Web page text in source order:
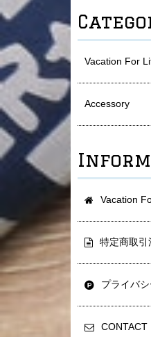
Vacation For
Accessory
Vacation
特定商取引
プライバ
CONTACT